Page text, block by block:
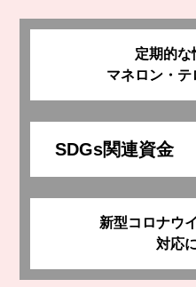
「かわしんフードド
2026.06.10
手形・小切手に関す
第6回 観劇の集い 松
別公演 暴れん坊将軍
定期的な
マネロン・
SDGs関連資金
新型コロナウ
対応